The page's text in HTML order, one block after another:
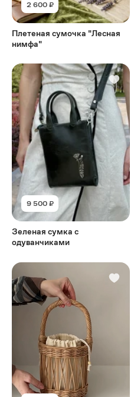
2 600 ₽
Плетеная сумочка "Лесная
нимфа"
9 500 ₽
Зеленая сумка с
одуванчиками